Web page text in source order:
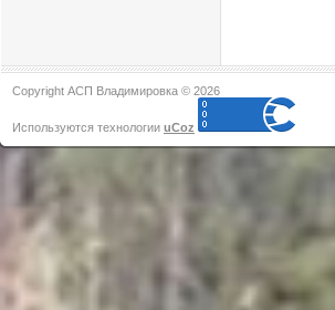
Copyright АСП Владимировка © 2026
Используются технологии uCoz